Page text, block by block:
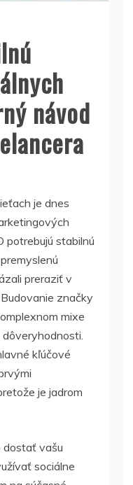
návod
je dnes
potrebujú stabilnú
preraziť v
značky
mixe
kľúčové
je jadrom
dostať vašu
sociálne